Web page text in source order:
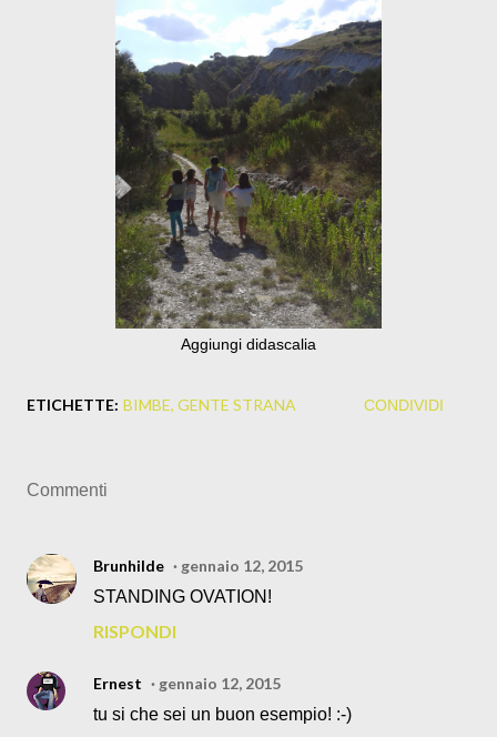
Aggiungi didascalia
ETICHETTE: BIMBE GENTE STRANA CONDIVIDI
Commenti
Brunhilde
gennaio 12, 2015
STANDING OVATION!
RISPONDI
Ernest
gennaio 12, 2015
tu si che sei un buon esempio! :-)